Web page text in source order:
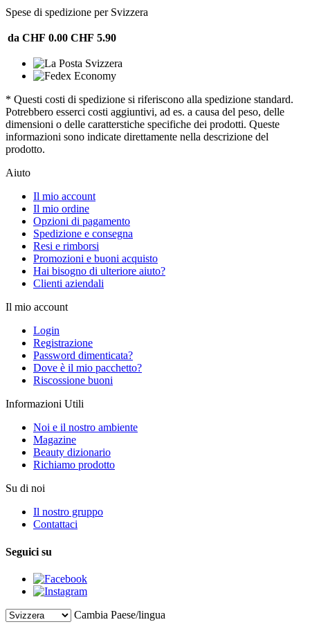
Spese di spedizione per Svizzera
da CHF 0.00 CHF 5.90
* Questi costi di spedizione si riferiscono alla spedizione standard.
Potrebbero esserci costi aggiuntivi, ad es. a causa del peso, delle
dimensioni o delle caratterstiche specifiche dei prodotti. Queste
informazioni sono indicate direttamente nella descrizione del
prodotto.
Aiuto
Il mio account
Il mio ordine
Opzioni di pagamento
Spedizione e consegna
Resi e rimborsi
Promozioni e buoni acquisto
Hai bisogno di ulteriore aiuto?
Clienti aziendali
Il mio account
Login
Registrazione
Password dimenticata?
Dove è il mio pacchetto?
Riscossione buoni
Informazioni Utili
Noi e il nostro ambiente
Magazine
Beauty dizionario
Richiamo prodotto
Su di noi
Il nostro gruppo
Contattaci
Seguici su
Cambia Paese/lingua